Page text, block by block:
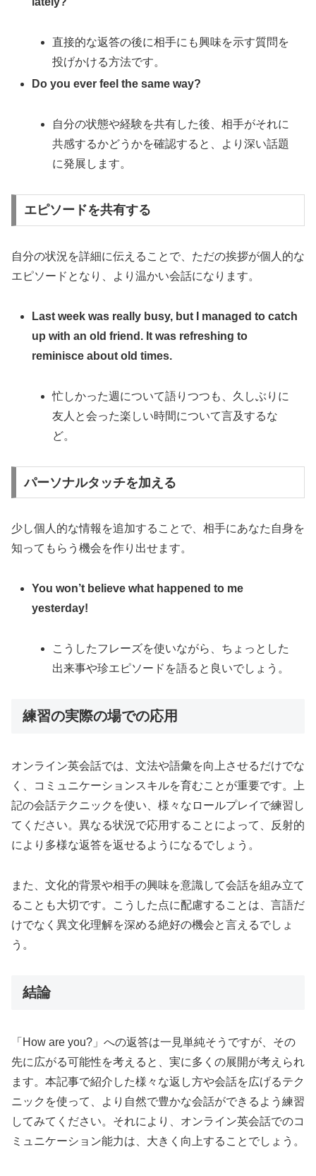
直接的な返答の後に相手にも興味を示す質問を
投げかける方法です。
Do you ever feel the same way?
自分の状態や経験を共有した後、相手がそれに
共感するかどうかを確認すると、より深い話題
に発展します。
エピソードを共有する
自分の状況を詳細に伝えることで、ただの挨拶が個人的な
エピソードとなり、より温かい会話になります。
Last week was really busy, but I managed to catch
up with an old friend. It was refreshing to
reminisce about old times.
忙しかった週について語りつつも、久しぶりに
友人と会った楽しい時間について言及するな
ど。
パーソナルタッチを加える
少し個人的な情報を追加することで、相手にあなた自身を
知ってもらう機会を作り出せます。
You won’t believe what happened to me
yesterday!
こうしたフレーズを使いながら、ちょっとした
出来事や珍エピソードを語ると良いでしょう。
練習の実際の場での応用
オンライン英会話では、文法や語彙を向上させるだけでな
く、コミュニケーションスキルを育むことが重要です。上
記の会話テクニックを使い、様々なロールプレイで練習し
てください。異なる状況で応用することによって、反射的
により多様な返答を返せるようになるでしょう。
また、文化的背景や相手の興味を意識して会話を組み立て
ることも大切です。こうした点に配慮することは、言語だ
けでなく異文化理解を深める絶好の機会と言えるでしょ
う。
結論
「How are you?」への返答は一見単純そうですが、その
先に広がる可能性を考えると、実に多くの展開が考えられ
ます。本記事で紹介した様々な返し方や会話を広げるテク
ニックを使って、より自然で豊かな会話ができるよう練習
してみてください。それにより、オンライン英会話でのコ
ミュニケーション能力は、大きく向上することでしょう。